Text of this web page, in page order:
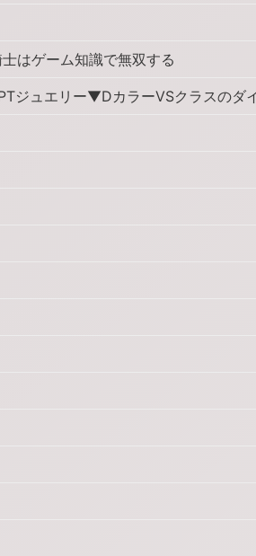
はゲーム知識で無双する
ジュエリー▼DカラーVSクラスのダ